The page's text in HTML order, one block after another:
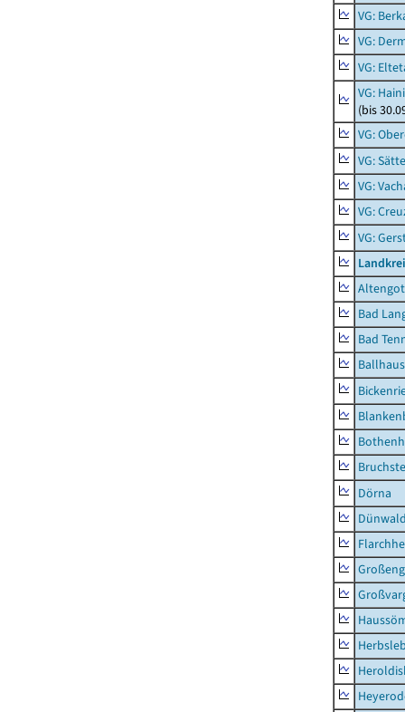
VG:
VG:
VG:
VG:
(bis
VG:
VG:
VG:
VG:
VG:
Bad
Bad
Dörna